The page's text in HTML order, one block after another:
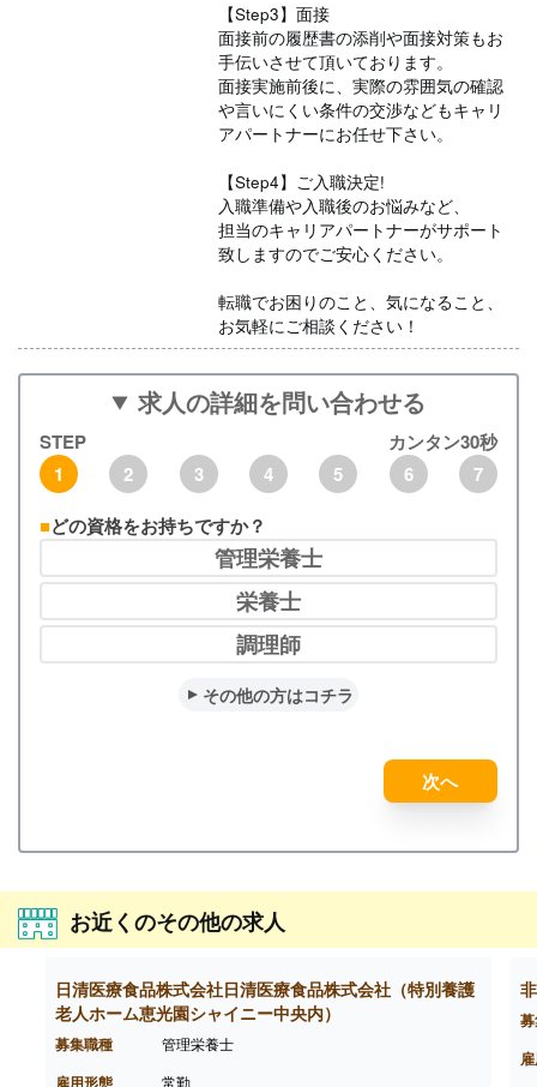
【Step3】面接
面接前の履歴書の添削や面接対策もお
手伝いさせて頂いております。
面接実施前後に、実際の雰囲気の確認
や言いにくい条件の交渉などもキャリ
アパートナーにお任せ下さい。
【Step4】ご入職決定!
入職準備や入職後のお悩みなど、
担当のキャリアパートナーがサポート
致しますのでご安心ください。
転職でお困りのこと、気になること、
お気軽にご相談ください！
求人の詳細を問い合わせる
STEP
カンタン30秒
1
2 3 4 5 6
7
どの資格をお持ちですか？
管理栄養士
栄養士
調理師
その他の方はコチラ
次へ
お近くのその他の求人
日清医療食品株式会社日清医療食品株式会社（特別養護
老人ホーム恵光園シャイニー中央内）
募集職種 管理栄養士
雇用形態 常勤